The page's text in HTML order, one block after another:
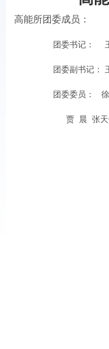
高能所团委成员：
团委书记： 王
团委副书记： 王
团委委员： 徐
贾 晨 张天仪